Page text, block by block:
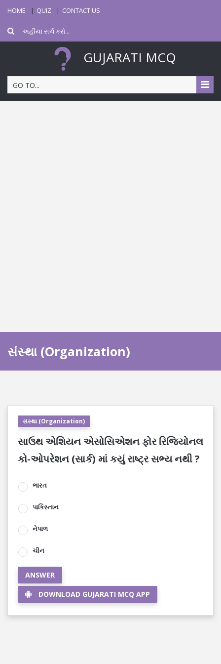
HOME QUIZ CONTACT US
GUJARATI MCQ
GO TO...
સંસ્થા (Organization)
સંસ્થા (Organization)
સાઉથ એશિયન એસોસિએશન ફોર રિજિયોનલ
કો-ઓપરેશન (સાર્ક) માં કયું રાષ્ટ્ર સભ્ય નથી ?
ભારત
પાકિસ્તાન
નેપાળ
ચીન
ANSWER
DOWNLOAD GUJARATI MCQ APP